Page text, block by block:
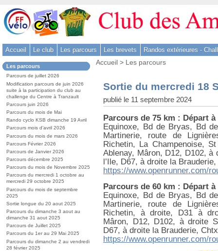
Aller
au
contenu
Aller
menu
-
Aller
à
la
recherche
Accueil Le club Les parcours Les brevets Randos extérieures -
Dans
la
rubrique
:
Les parcours
Parcours de juillet 2026
Modification parcours de juin 2026
suite à la participation du club au
challenge du Centre à Tranzault
Parcours juin 2026
Parcours du mois de Mai
Rando cyclo KSB dimanche 19 Avril
Parcours mois d’avril 2026
Parcours du mois de mars 2026
Parcours Février 2026
Parcours de Janvier 2026
Parcours décembre 2025
Parcours du mois de Novembre 2025
Parcours du mercredi 1 octobre au
mercredi 29 octobre 2025
Parcours du mois de septembre
2025
Sortie longue du 20 aout 2025
Parcours du dimanche 3 aout au
dimanche 31 aout 2025
Parcours de Juillet 2025
Parcours du 1er au 29 Mai 2025
Parcours du dimanche 2 au vendredi
28 février 2025
Vous
Accueil > Les parcours
Sortie du mercredi 18
publié le 11 septembre 2024
Parcours de 75 km : Départ à
Equinoxe, Bd de Bryas, Bd
Martinerie, route de
Richetin, La Champenoise,
Ablenay, Mâron, D12, D102, à
l’Ile, D67, à droite la
https://www.openrunner.com/
Parcours de 60 km : Départ à
Equinoxe, Bd de Bryas, Bd
Martinerie, route de
Richetin, à droite, D31 à
Mâron, D12, D102, à droite
D67, à droite la Brauderie, Chtx
https://www.openrunner.com/